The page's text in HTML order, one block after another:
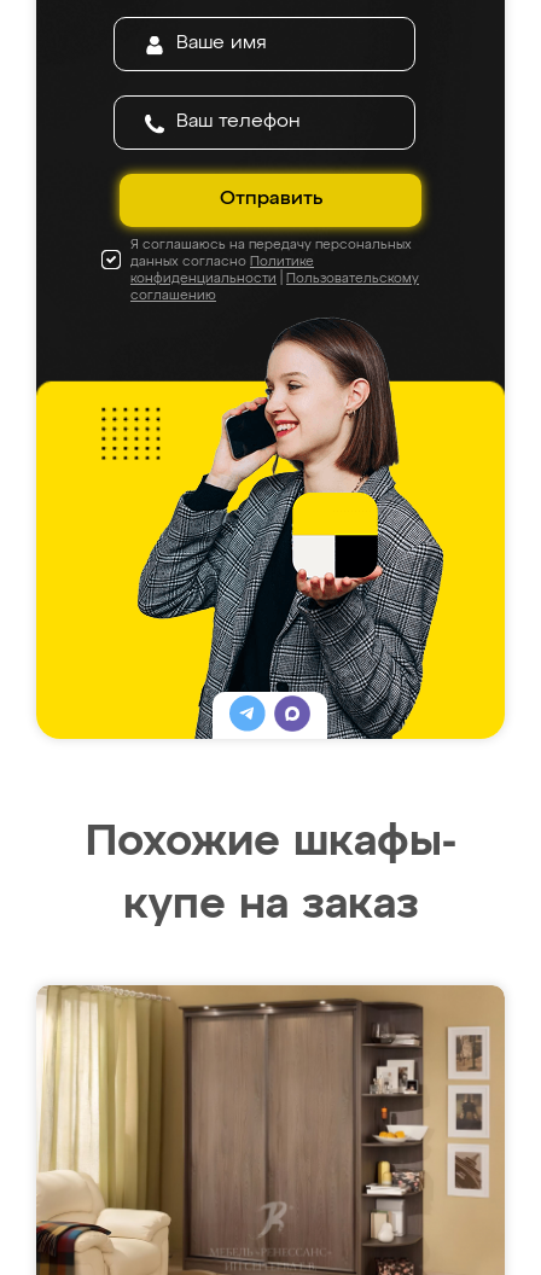
Отправить
Я соглашаюсь на передачу персональных
данных согласно Политике
конфиденциальности
Пользовательскому
соглашению
Похожие шкафы-
купе на заказ